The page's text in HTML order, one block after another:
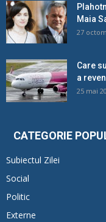
Maia
27
Care
a
25 mai
CATEGORIE
Subiectul Zilei
Social
Politic
Externe